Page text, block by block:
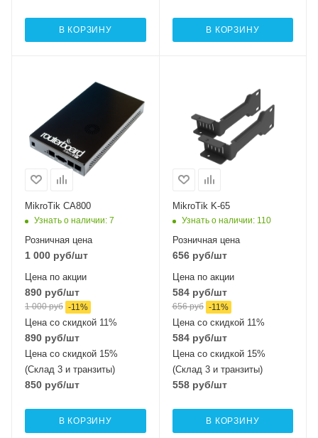
В КОРЗИНУ В КОРЗИНУ
MikroTik CA800
Узнать о наличии: 7
Розничная цена
1 000 руб/шт
Цена по акции
890 руб/шт
1 000руб -11 %
Цена со скидкой 11%
890 руб/шт
Цена со скидкой 15%
(Склад 3 и транзиты)
850 руб/шт
В КОРЗИНУ
MikroTik K-65
Узнать о наличии: 110
Розничная цена
656руб/шт
Цена по акции
584руб/шт
656руб -11 %
Цена со скидкой 11%
584руб/шт
Цена со скидкой 15%
(Склад 3 и транзиты)
558руб/шт
В КОРЗИНУ